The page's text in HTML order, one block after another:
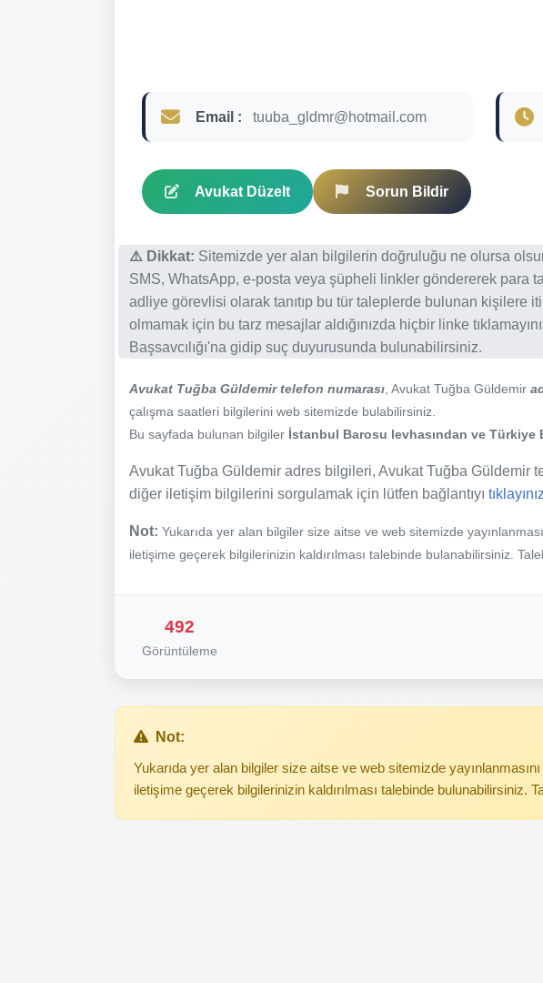
Email : tuuba_gldmr@hotmail.com
Avukat Düzelt Sorun Bildir
⚠️ Dikkat: Sitemizde yer alan bilgilerin doğruluğu ne olursa
SMS, WhatsApp, e-posta veya şüpheli linkler göndererek para
adliye görevlisi olarak tanıtıp bu tür taleplerde bulunan kişilere
olmamak için bu tarz mesajlar aldığınızda hiçbir linke
Başsavcılığı'na gidip suç duyurusunda bulunabilirsiniz.
Avukat Tuğba Güldemir telefon numarası , Avukat Tuğba Güldemir
çalışma saatleri bilgilerini web sitemizde bulabilirsiniz.
Bu sayfada bulunan bilgiler İstanbul Barosu levhasından ve Türkiye
Avukat Tuğba Güldemir adres bilgileri, Avukat Tuğba Güldemir
diğer iletişim bilgilerini sorgulamak için lütfen bağlantıyı
Not: Yukarıda yer alan bilgiler size aitse ve web sitemizde
iletişime geçerek bilgilerinizin kaldırılması talebinde bulanabilirsiniz.
492
Görüntüleme
Not:
Yukarıda yer alan bilgiler size aitse ve web sitemizde
iletişime geçerek bilgilerinizin kaldırılması talebinde bulunabilirsiniz.